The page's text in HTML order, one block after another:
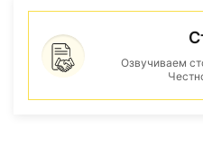
Озвучиваем